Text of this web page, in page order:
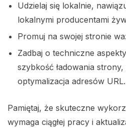
Udzielaj się lokalnie,
lokalnymi producentami
Promuj na swojej stronie
Zadbaj o techniczne
szybkość ładowania
optymalizacja adresów URL.
Pamiętaj, że skuteczne
wymaga ciągłej pracy i